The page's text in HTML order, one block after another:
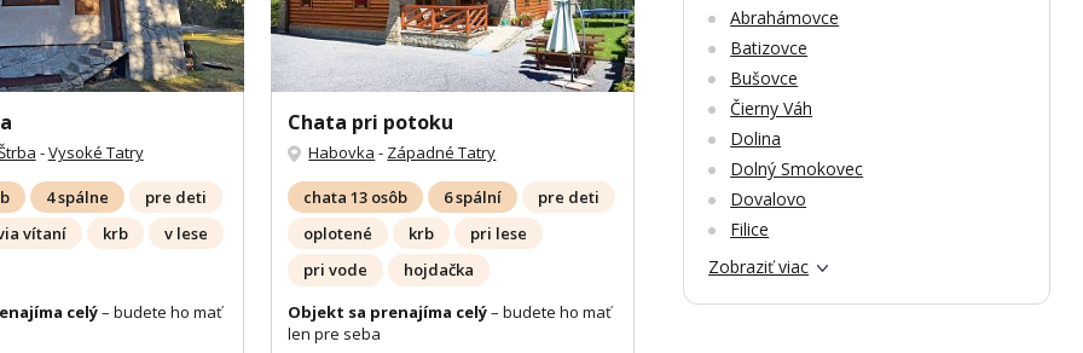
-Vysoké Tatry
4 spálne
pre deti
vítaní
krb v lese
celý– budete ho mať
Chata pri potoku
Habovka - Západné Tatry
chata 13 osôb 6 spální
pre deti
oplotené
krb
pri lese
pri vode
hojdačka
Objekt sa prenajíma celý– budete ho mať
len pre seba
Abrahámovce
Batizovce
Bušovce
Čierny Váh
Dolina
Dolný Smokovec
Dovalovo
Filice
Zobraziť viac